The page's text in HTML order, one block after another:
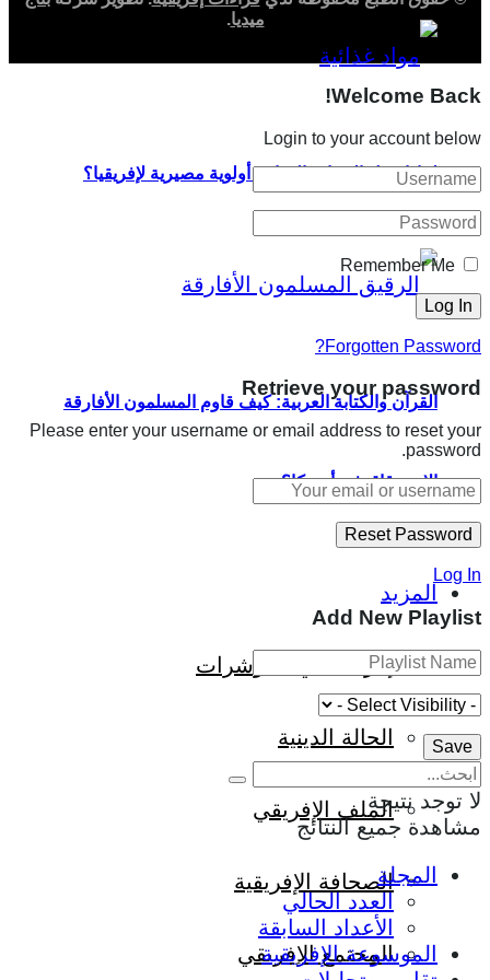
لماذا تمثل السيادة الغذائية أولوية مصيرية لإفريقيا؟
القرآن والكتابة العربية: كيف قاوم المسلمون الأفارقة
الاسترقاق في أمريكا؟
المزيد
إفريقيا في المؤشرات
الحالة الدينية
الملف الإفريقي
الصحافة الإفريقية
المجتمع الإفريقي
ميديا.
Welcome Back!
Login to your account below
Remember Me
Forgotten Password?
Retrieve your password
Please enter your username or email address to reset your
password.
Log In
Add New Playlist
لا توجد نتيجة
مشاهدة جميع النتائج
المجلة
العدد الحالي
الأعداد السابقة
الموسوعة الإفريقية